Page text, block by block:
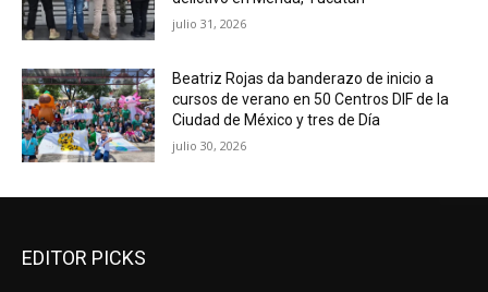
julio 31, 2026
Beatriz Rojas da banderazo de inicio a
cursos de verano en 50 Centros DIF de la
Ciudad de México y tres de Día
julio 30, 2026
EDITOR PICKS